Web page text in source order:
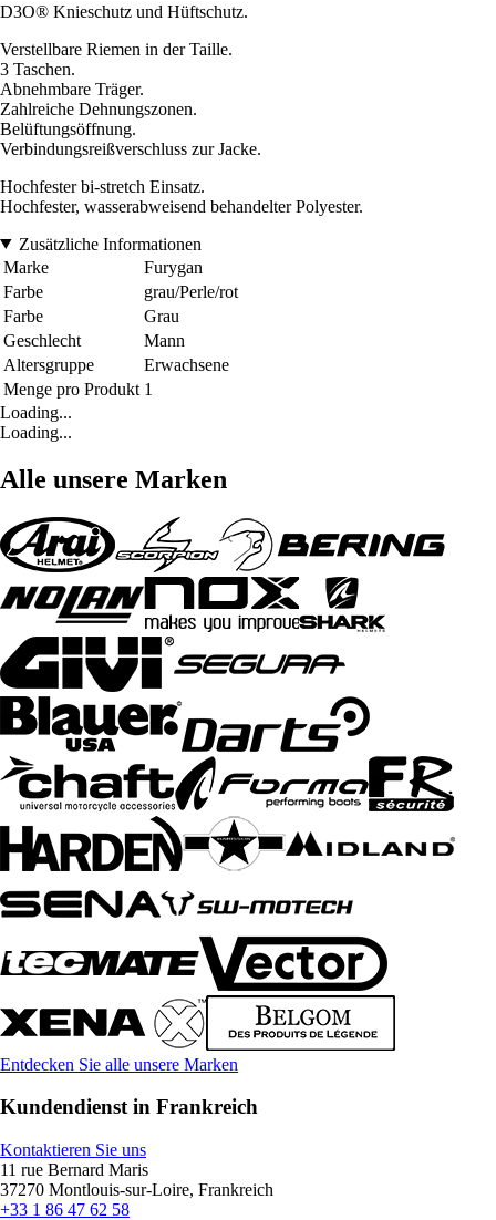
D3O® Knieschutz und Hüftschutz.
Verstellbare Riemen in der Taille.
3 Taschen.
Abnehmbare Träger.
Zahlreiche Dehnungszonen.
Belüftungsöffnung.
Verbindungsreißverschluss zur Jacke.
Hochfester bi-stretch Einsatz.
Hochfester, wasserabweisend behandelter Polyester.
Zusätzliche Informationen
Marke
Furygan
Farbe
grau/Perle/rot
Farbe
Grau
Geschlecht
Mann
Altersgruppe
Erwachsene
Menge pro Produkt 1
Loading...
Loading...
Alle unsere Marken
Entdecken Sie alle unsere Marken
Kundendienst in Frankreich
Kontaktieren Sie uns
11 rue Bernard Maris
37270 Montlouis-sur-Loire, Frankreich
+33 1 86 47 62 58